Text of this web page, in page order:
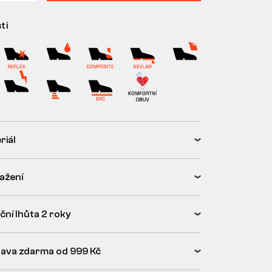
lhůta 2 roky
zdarma od 999 Kč